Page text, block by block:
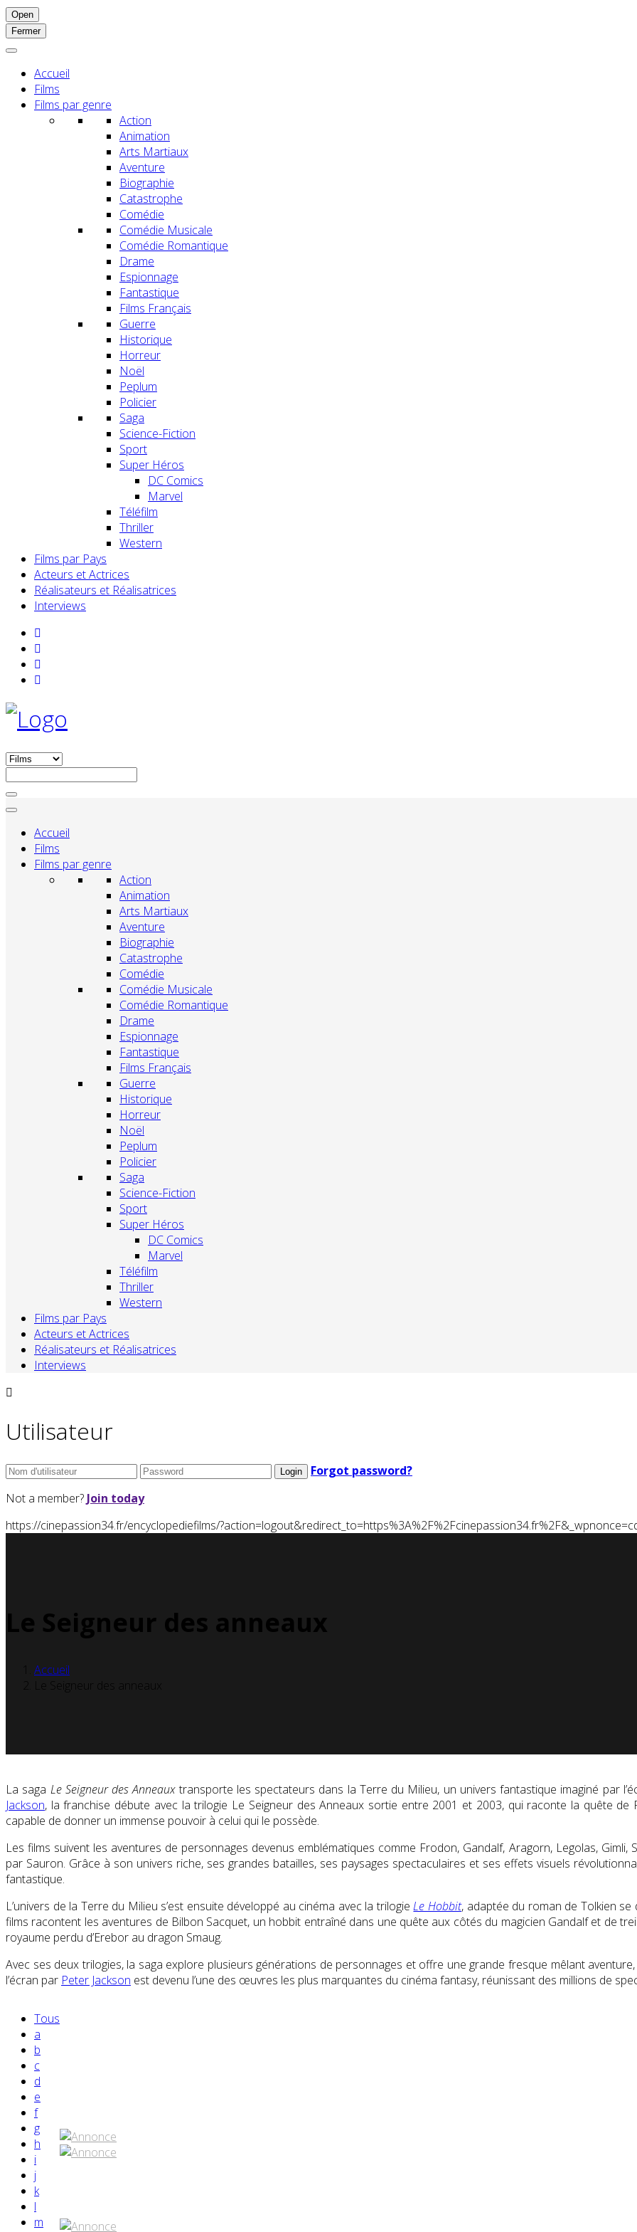
Open
Fermer
Accueil
Films
Films par genre
Action
Animation
Arts Martiaux
Aventure
Biographie
Catastrophe
Comédie
Comédie Musicale
Comédie Romantique
Drame
Espionnage
Fantastique
Films Français
Guerre
Historique
Horreur
Noël
Peplum
Policier
Saga
Science-Fiction
Sport
Super Héros
DC Comics
Marvel
Téléfilm
Thriller
Western
Films par Pays
Acteurs et Actrices
Réalisateurs et Réalisatrices
Interviews
Accueil
Films
Films par genre
Action
Animation
Arts Martiaux
Aventure
Biographie
Catastrophe
Comédie
Comédie Musicale
Comédie Romantique
Drame
Espionnage
Fantastique
Films Français
Guerre
Historique
Horreur
Noël
Peplum
Policier
Saga
Science-Fiction
Sport
Super Héros
DC Comics
Marvel
Téléfilm
Thriller
Western
Films par Pays
Acteurs et Actrices
Réalisateurs et Réalisatrices
Interviews
Utilisateur
Forgot password?
Not a member? Join today
https://cinepassion34.fr/encyclopediefilms/
Le Seigneur des anneaux
Accueil
Le Seigneur des anneaux
La saga Le Seigneur des Anneauxtransporte les spectateurs dans la Terre du Milieu, un univers fantastique imaginé par
Jackson, la franchise débute avec la trilogie Le Seigneur des Anneaux sortie entre 2001 et 2003, qui raconte la quête de
capable de donner un immense pouvoir à celui qui le possède.
Les films suivent les aventures de personnages devenus emblématiques comme Frodon, Gandalf, Aragorn, Legolas,
par Sauron. Grâce à son univers riche, ses grandes batailles, ses paysages spectaculaires et ses effets visuels
fantastique.
L’univers de la Terre du Milieu s’est ensuite développé au cinéma avec la trilogieLe Hobbit, adaptée du roman de Tolkien
films racontent les aventures de Bilbon Sacquet, un hobbit entraîné dans une quête aux côtés du magicien Gandalf et de
royaume perdu d’Erebor au dragon Smaug.
Avec ses deux trilogies, la saga explore plusieurs générations de personnages et offre une grande fresque mêlant
l’écran par Peter Jackson est devenu l’une des œuvres les plus marquantes du cinéma fantasy, réunissant des millions de
Tous
a
b
c
d
e
f
g
h
i
j
k
l
m